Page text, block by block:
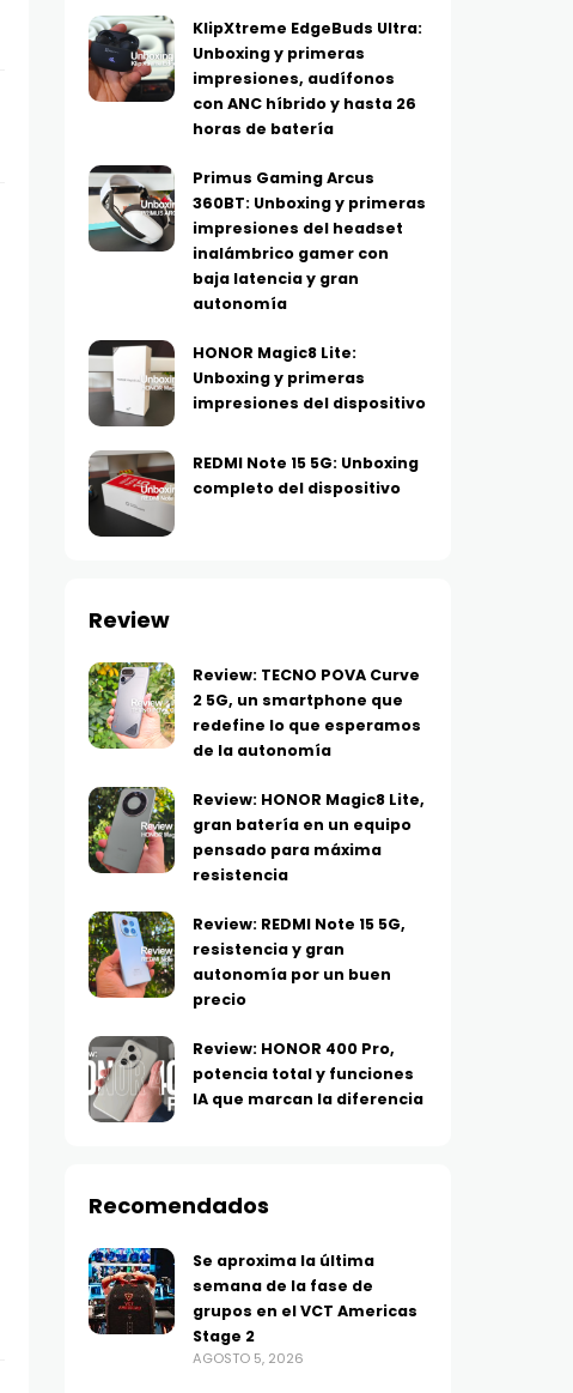
KlipXtreme EdgeBuds Ultra:
Unboxing y primeras
impresiones, audífonos
con ANC híbrido y hasta 26
horas de batería
Primus Gaming Arcus
360BT: Unboxing y primeras
impresiones del headset
inalámbrico gamer con
baja latencia y gran
autonomía
HONOR Magic8 Lite:
Unboxing y primeras
impresiones del dispositivo
REDMI Note 15 5G: Unboxing
completo del dispositivo
Review
Review: TECNO POVA Curve
2 5G, un smartphone que
redefine lo que esperamos
de la autonomía
Review: HONOR Magic8 Lite,
gran batería en un equipo
pensado para máxima
resistencia
Review: REDMI Note 15 5G,
resistencia y gran
autonomía por un buen
precio
Review: HONOR 400 Pro,
potencia total y funciones
IA que marcan la diferencia
Recomendados
Se aproxima la última
semana de la fase de
grupos en el VCT Americas
Stage 2
AGOSTO 5, 2026